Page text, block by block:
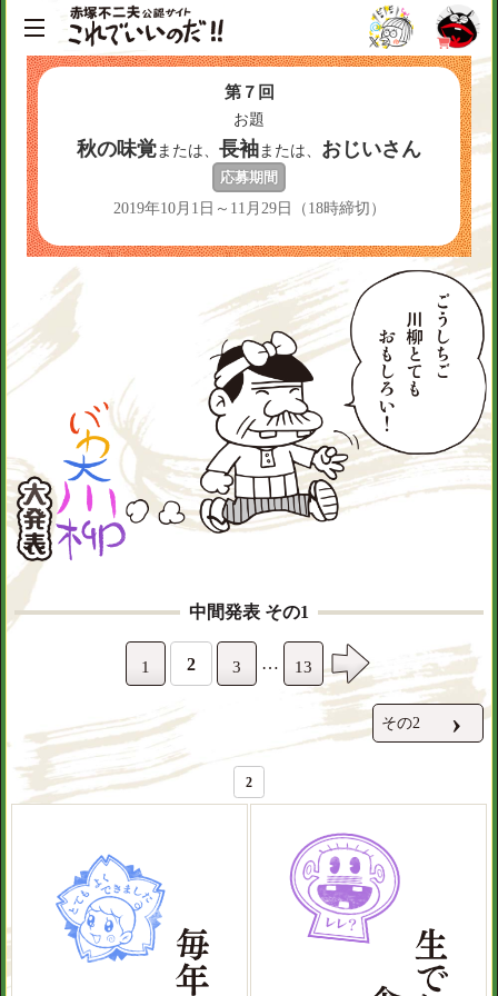
第７回
お題
秋の味覚 または、 長袖 または、 おじいさん
応募期間
2019年10月1日～11月29日（18時締切）
中間発表 その1
1 2 3 … 13
その2 ›
2